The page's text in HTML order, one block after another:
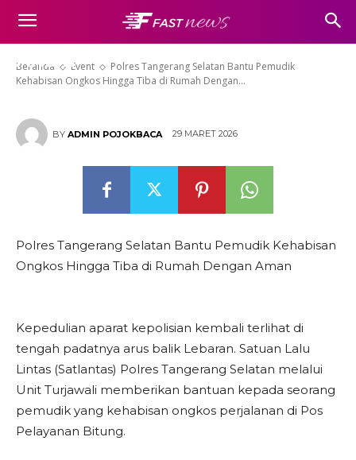
Beranda Event
Polres Tangerang Selatan Bantu Pemudik
Kehabisan Ongkos Hingga Tiba di Rumah Dengan...
Pemudik Kehabisan Ongkos
Hingga Tiba di Rumah Dengan
Aman
BY ADMIN POJOKBACA 29 MARET 2026
Polres Tangerang Selatan Bantu Pemudik Kehabisan
Ongkos Hingga Tiba di Rumah Dengan Aman
Kepedulian aparat kepolisian kembali terlihat di
tengah padatnya arus balik Lebaran. Satuan Lalu
Lintas (Satlantas) Polres Tangerang Selatan melalui
Unit Turjawali memberikan bantuan kepada seorang
pemudik yang kehabisan ongkos perjalanan di Pos
Pelayanan Bitung.